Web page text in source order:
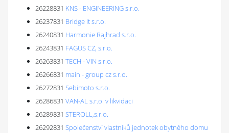
26228831 KNS - ENGINEERING s.r.o.
26237831 Bridge It s.r.o.
26240831 Harmonie Rajhrad s.r.o.
26243831 FAGUS CZ, s.r.o.
26263831 TECH - VIN s.r.o.
26266831 main - group cz s.r.o.
26272831 Sebimoto s.r.o.
26286831 VAN-AL s.r.o. v likvidaci
26289831 STEROLL,s.r.o.
26292831 Společenství vlastníků jednotek obytného domu